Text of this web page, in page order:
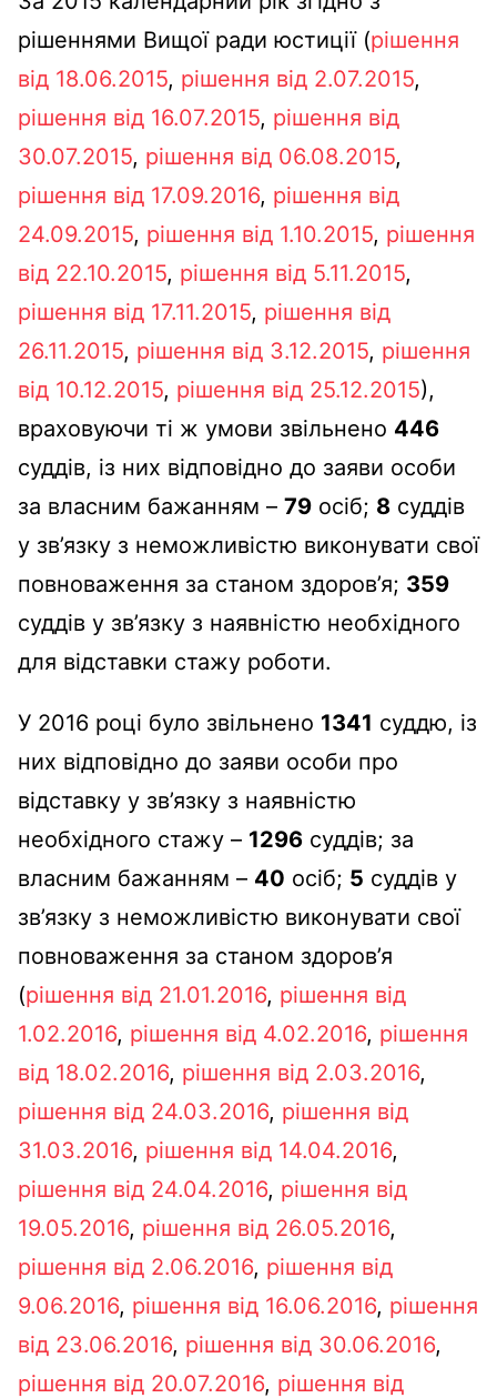
рішеннями Вищої ради юстиції (рішення
від 18.06.2015, рішення від 2.07.2015,
рішення від 16.07.2015, рішення від
30.07.2015, рішення від 06.08.2015,
рішення від 17.09.2016, рішення від
24.09.2015, рішення від 1.10.2015, рішення
від 22.10.2015, рішення від 5.11.2015,
рішення від 17.11.2015, рішення від
26.11.2015, рішення від 3.12.2015, рішення
від 10.12.2015, рішення від 25.12.2015),
враховуючи ті ж умови звільнено 446
суддів, із них відповідно до заяви особи
за власним бажанням – 79 осіб; 8 суддів
у зв’язку з неможливістю виконувати свої
повноваження за станом здоров’я; 359
суддів у зв’язку з наявністю необхідного
для відставки стажу роботи.
У 2016 році було звільнено 1341 суддю, із
них відповідно до заяви особи про
відставку у зв’язку з наявністю
необхідного стажу – 1296 суддів; за
власним бажанням – 40 осіб; 5 суддів у
зв’язку з неможливістю виконувати свої
повноваження за станом здоров’я
(рішення від 21.01.2016, рішення від
1.02.2016, рішення від 4.02.2016, рішення
від 18.02.2016, рішення від 2.03.2016,
рішення від 24.03.2016, рішення від
31.03.2016, рішення від 14.04.2016,
рішення від 24.04.2016, рішення від
19.05.2016, рішення від 26.05.2016,
рішення від 2.06.2016, рішення від
9.06.2016, рішення від 16.06.2016, рішення
від 23.06.2016, рішення від 30.06.2016,
рішення від 20.07.2016, рішення від